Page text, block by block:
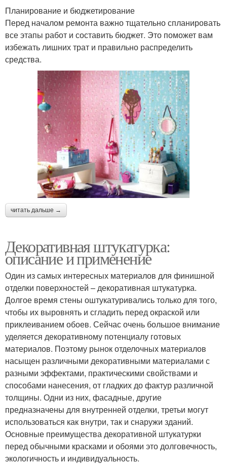
Планирование и бюджетирование
Перед началом ремонта важно тщательно спланировать
все этапы работ и составить бюджет. Это поможет вам
избежать лишних трат и правильно распределить
средства.
читать дальше →
Декоративная штукатурка:
описание и применение
Один из самых интересных материалов для финишной
отделки поверхностей – декоративная штукатурка.
Долгое время стены оштукатуривались только для того,
чтобы их выровнять и сгладить перед окраской или
приклеиванием обоев. Сейчас очень большое внимание
уделяется декоративному потенциалу готовых
материалов. Поэтому рынок отделочных материалов
насыщен различными декоративными материалами с
разными эффектами, практическими свойствами и
способами нанесения, от гладких до фактур различной
толщины. Одни из них, фасадные, другие
предназначены для внутренней отделки, третьи могут
использоваться как внутри, так и снаружи зданий.
Основные преимущества декоративной штукатурки
перед обычными красками и обоями это долговечность,
экологичность и индивидуальность.